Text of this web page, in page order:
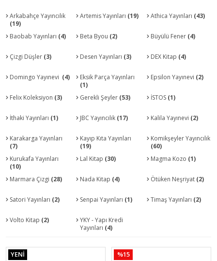
Arkabahçe Yayıncılık
(19)
Artemis Yayınları (19) Athica Yayınları (43)
Baobab Yayınları (4) Beta Byou (2) Büyülü Fener (4)
Çizgi Düşler (3) Desen Yayınları (3) DEX Kitap (4)
Domingo Yayınevi (4)
Eksik Parça Yayınları
(1)
Epsilon Yayınevi (2)
Felix Koleksiyon (3) Gerekli Şeyler (53) İSTOS (1)
İthaki Yayınları (1) JBC Yayıncılık (17) Kalila Yayınevi (2)
Karakarga Yayınları
(7)
Kayıp Kıta Yayınları
(19)
Komikşeyler Yayıncılık
(60)
Kurukafa Yayınları
(10)
Lal Kitap (30) Magma Kozo (1)
Marmara Çizgi (28) Nada Kitap (4) Ötüken Neşriyat (2)
Satori Yayınları (2) Senpai Yayınları (1) Timaş Yayınları (2)
Volto Kitap (2)
YKY - Yapı Kredi
Yayınları (4)
YENİ
%15